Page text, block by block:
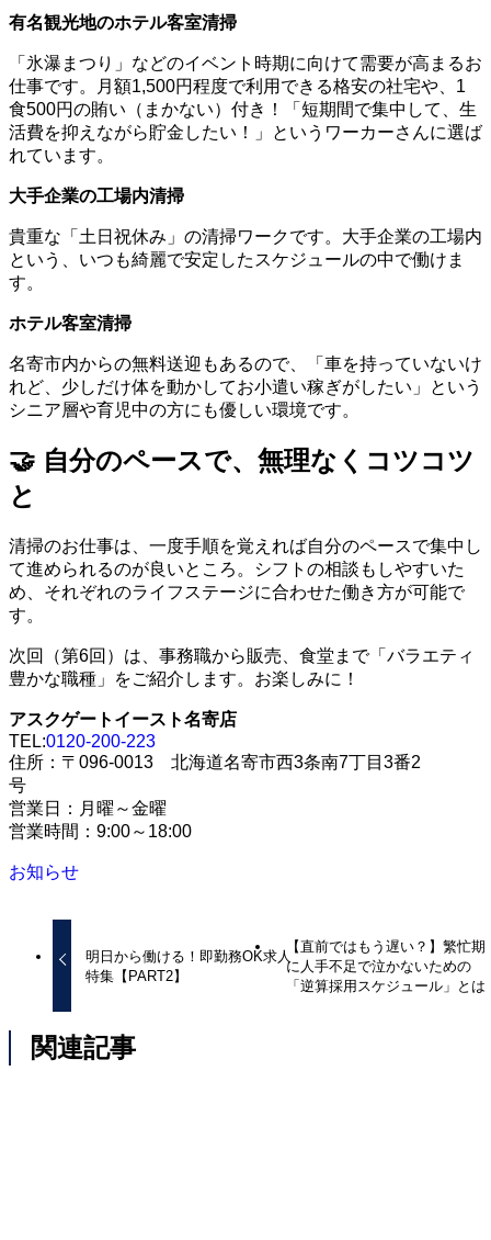
有名観光地のホテル客室清掃
「氷瀑まつり」などのイベント時期に向けて需要が高まるお
仕事です。月額1,500円程度で利用できる格安の社宅や、1
食500円の賄い（まかない）付き！「短期間で集中して、生
活費を抑えながら貯金したい！」というワーカーさんに選ば
れています。
大手企業の工場内清掃
貴重な「土日祝休み」の清掃ワークです。大手企業の工場内
という、いつも綺麗で安定したスケジュールの中で働けま
す。
ホテル客室清掃
名寄市内からの無料送迎もあるので、「車を持っていないけ
れど、少しだけ体を動かしてお小遣い稼ぎがしたい」という
シニア層や育児中の方にも優しい環境です。
🤝 自分のペースで、無理なくコツコツ
と
清掃のお仕事は、一度手順を覚えれば自分のペースで集中し
て進められるのが良いところ。シフトの相談もしやすいた
め、それぞれのライフステージに合わせた働き方が可能で
す。
次回（第6回）は、事務職から販売、食堂まで「バラエティ
豊かな職種」をご紹介します。お楽しみに！
アスクゲートイースト名寄店
TEL:0120-200-223
住所：〒096-0013 北海道名寄市西3条南7丁目3番2
営業日：月曜～金曜
営業時間：9:00～18:00
お知らせ
明日から働ける！即勤務OK求人
特集【PART2】
【直前ではもう遅い？】繁忙期
に人手不足で泣かないための
「逆算採用スケジュール」とは
関連記事